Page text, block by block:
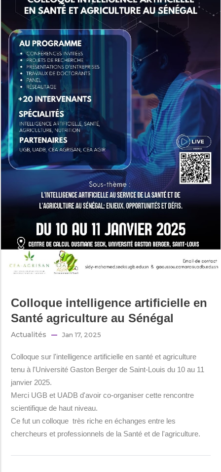
Colloque intelligence artificielle en
Santé agriculture au Sénégal
Actualités Jan 17, 2025
Colloque sur l'intelligence artificielle en santé et agriculture
tenu à l'Université Gaston Berger de Saint-Louis du 10 au 11
janvier 2025.
Merci UGB et UADB d'avoir co-organiser cette rencontre
scientifique de haut niveau.
Ce fut un colloque très riche en échanges entre les
chercheurs et professionnels de la Santé et de l'agriculture.